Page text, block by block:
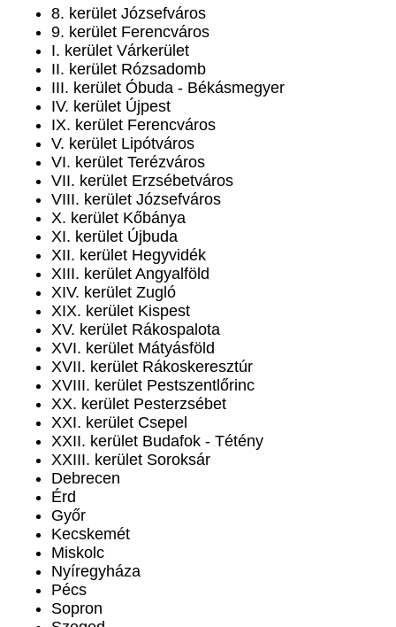
8. kerület Józsefváros
9. kerület Ferencváros
I. kerület Várkerület
II. kerület Rózsadomb
III. kerület Óbuda - Békásmegyer
IV. kerület Újpest
IX. kerület Ferencváros
V. kerület Lipótváros
VI. kerület Terézváros
VII. kerület Erzsébetváros
VIII. kerület Józsefváros
X. kerület Kőbánya
XI. kerület Újbuda
XII. kerület Hegyvidék
XIII. kerület Angyalföld
XIV. kerület Zugló
XIX. kerület Kispest
XV. kerület Rákospalota
XVI. kerület Mátyásföld
XVII. kerület Rákoskeresztúr
XVIII. kerület Pestszentlőrinc
XX. kerület Pesterzsébet
XXI. kerület Csepel
XXII. kerület Budafok - Tétény
XXIII. kerület Soroksár
Debrecen
Érd
Győr
Kecskemét
Miskolc
Nyíregyháza
Pécs
Sopron